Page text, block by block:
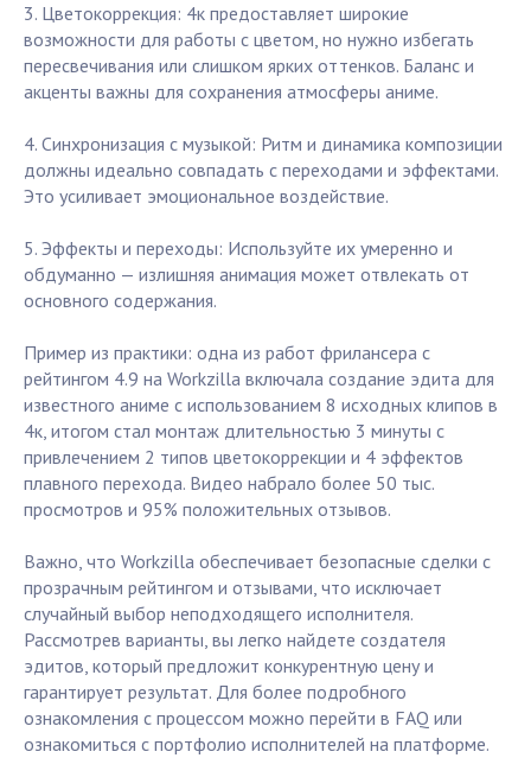
3. Цветокоррекция: 4к предоставляет широкие
возможности для работы с цветом, но нужно избегать
пересвечивания или слишком ярких оттенков. Баланс и
акценты важны для сохранения атмосферы аниме.
4. Синхронизация с музыкой: Ритм и динамика композиции
должны идеально совпадать с переходами и эффектами.
Это усиливает эмоциональное воздействие.
5. Эффекты и переходы: Используйте их умеренно и
обдуманно — излишняя анимация может отвлекать от
основного содержания.
Пример из практики: одна из работ фрилансера с
рейтингом 4.9 на Workzilla включала создание эдита для
известного аниме с использованием 8 исходных клипов в
4к, итогом стал монтаж длительностью 3 минуты с
привлечением 2 типов цветокоррекции и 4 эффектов
плавного перехода. Видео набрало более 50 тыс.
просмотров и 95% положительных отзывов.
Важно, что Workzilla обеспечивает безопасные сделки с
прозрачным рейтингом и отзывами, что исключает
случайный выбор неподходящего исполнителя.
Рассмотрев варианты, вы легко найдете создателя
эдитов, который предложит конкурентную цену и
гарантирует результат. Для более подробного
ознакомления с процессом можно перейти в FAQ или
ознакомиться с портфолио исполнителей на платформе.